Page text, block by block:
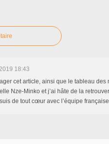
18:43
cet article, ainsi que le tableau des
Nze-Minko et j’ai hâte de la
de tout cœur avec l’équipe